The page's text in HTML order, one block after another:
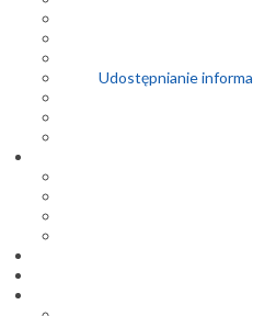
Udostępnianie